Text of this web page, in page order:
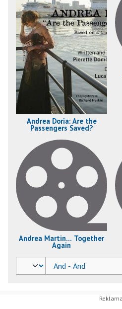
Andrea Doria: Are the
Passengers Saved?
Andrea Martin... Together
Again